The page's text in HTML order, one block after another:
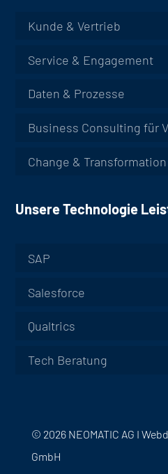
Kunde & Vertrieb
Service & Engagement
Daten & Prozesse
Business Consulting für
Change & Transformation
Unsere Technologie
SAP
Salesforce
Qualtrics
Tech Beratung
© 2026 NEOMATIC AG I
GmbH